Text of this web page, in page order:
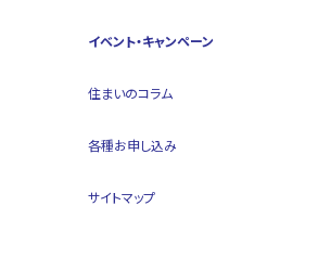
イベント・キャンペーン
住まいのコラム
各種お申し込み
サイトマップ